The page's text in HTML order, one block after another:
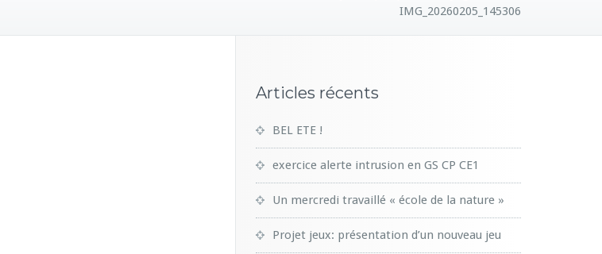
IMG_20260205_145306
Articles récents
BEL ETE !
exercice alerte intrusion en GS CP CE1
Un mercredi travaillé « école de la nature »
Projet jeux: présentation d’un nouveau jeu